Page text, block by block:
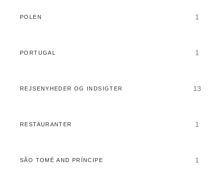
POLEN 1
PORTUGAL 1
REJSENYHEDER OG INDSIGTER 13
RESTAURANTER 1
SÃO TOMÉ AND PRÍNCIPE 1